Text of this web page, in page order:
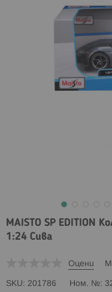
MAISTO SP EDITION
1:24 Сива
Оцени
SKU 201786 Ном. №